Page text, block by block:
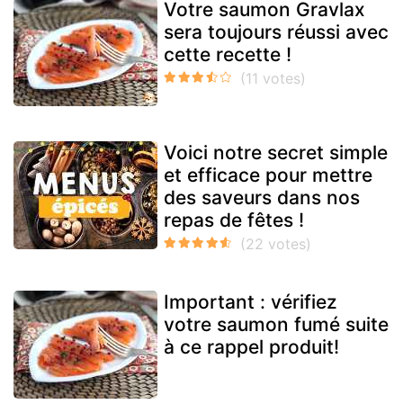
Votre saumon Gravlax
sera toujours réussi avec
cette recette !
Voici notre secret simple
et efficace pour mettre
des saveurs dans nos
repas de fêtes !
Important : vérifiez
votre saumon fumé suite
à ce rappel produit!